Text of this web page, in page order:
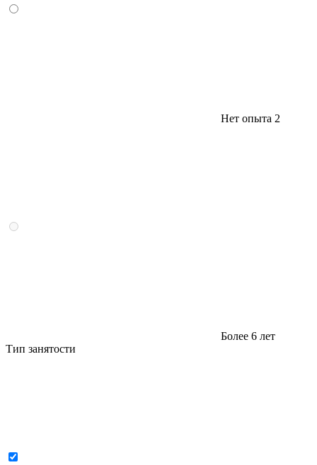
Нет опыта 2
Более 6 лет
Тип занятости